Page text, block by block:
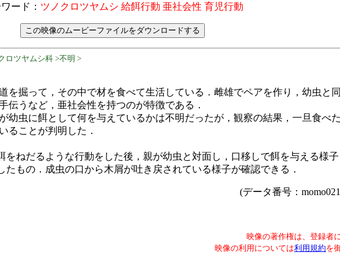
ード： ツノクロツヤムシ 給餌行動 亜社会性 育児行動
ロツヤムシ科 >不明 >
を掘って，その中で材を食べて生活している．雌雄でペアを作り，幼虫と
伝うなど，亜社会性を持つのが特徴である．
幼虫に餌として何を与えているかは不明だったが，観察の結果，一旦食べ
ることが判明した．
をねだるような行動をした後，親が幼虫と対面し，口移しで餌を与える様子
たもの．成虫の口から木屑が吐き戻されている様子が確認できる．
(データ番号：
映像の著作権は、登録者
映像の利用については利用規約を